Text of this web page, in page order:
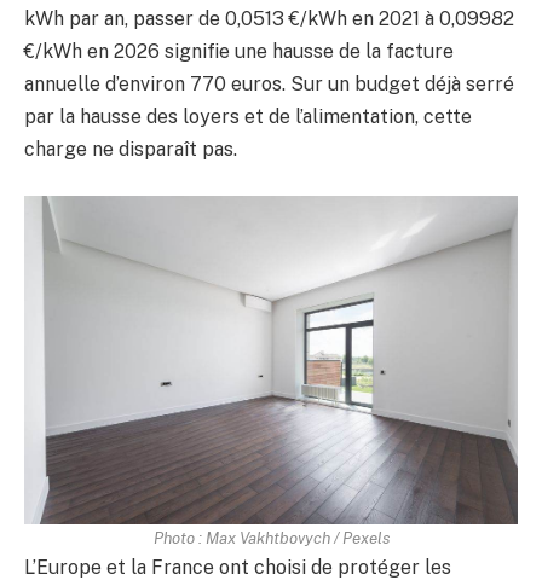
kWh par an, passer de 0,0513 €/kWh en 2021 à 0,09982
€/kWh en 2026 signifie une hausse de la facture
annuelle d’environ 770 euros. Sur un budget déjà serré
par la hausse des loyers et de l’alimentation, cette
charge ne disparaît pas.
Photo : Max Vakhtbovych / Pexels
L’Europe et la France ont choisi de protéger les